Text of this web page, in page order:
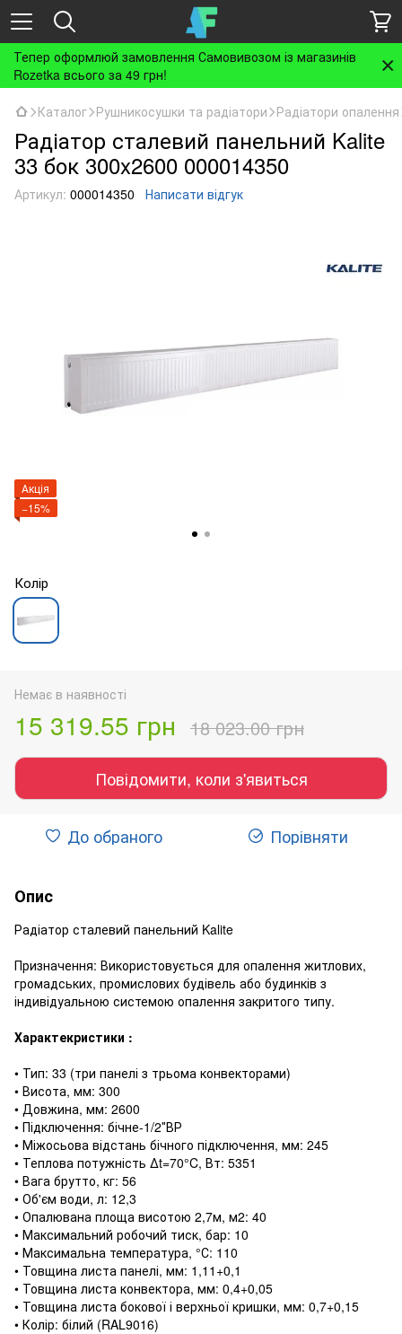
Тепер оформлюй замовлення Самовивозом із магазинів
Rozetka всього за 49 грн!
Каталог Рушникосушки та радіатори Радіатори опалення
Радіатор сталевий панельний Kalite
33 бок 300x2600 000014350
Артикул: 000014350 Написати відгук
Акція
−15%
Колір
Немає в наявності
15 319.55 грн 18 023.00 грн
Повідомити, коли з'явиться
До обраного Порівняти
Опис
Радіатор сталевий панельний Kalite
Призначення: Використовується для опалення житлових,
громадських, промислових будівель або будинків з
індивідуальною системою опалення закритого типу.
Характекристики :
• Тип: 33 (три панелі з трьома конвекторами)
• Висота, мм: 300
• Довжина, мм: 2600
• Підключення: бічне-1/2″ВР
• Міжосьова відстань бічного підключення, мм: 245
• Теплова потужність ∆t=70°C, Вт: 5351
• Вага брутто, кг: 56
• Об'єм води, л: 12,3
• Опалювана площа висотою 2,7м, м2: 40
• Максимальний робочий тиск, бар: 10
• Максимальна температура, °С: 110
• Товщина листа панелі, мм: 1,11+0,1
• Товщина листа конвектора, мм: 0,4+0,05
• Товщина листа бокової і верхньої кришки, мм: 0,7+0,15
• Колір: білий (RAL9016)